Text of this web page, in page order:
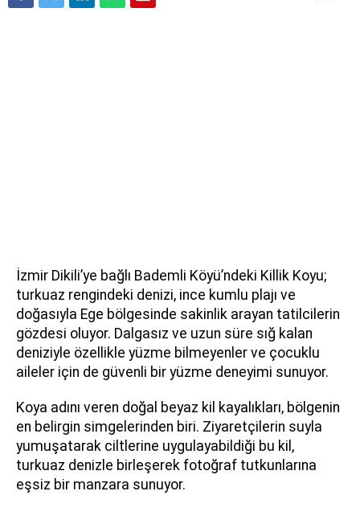
İzmir Dikili’ye bağlı Bademli Köyü’ndeki Killik Koyu;
turkuaz rengindeki denizi, ince kumlu plajı ve
doğasıyla Ege bölgesinde sakinlik arayan tatilcilerin
gözdesi oluyor. Dalgasız ve uzun süre sığ kalan
deniziyle özellikle yüzme bilmeyenler ve çocuklu
aileler için de güvenli bir yüzme deneyimi sunuyor.
Koya adını veren doğal beyaz kil kayalıkları, bölgenin
en belirgin simgelerinden biri. Ziyaretçilerin suyla
yumuşatarak ciltlerine uygulayabildiği bu kil,
turkuaz denizle birleşerek fotoğraf tutkunlarına
eşsiz bir manzara sunuyor.